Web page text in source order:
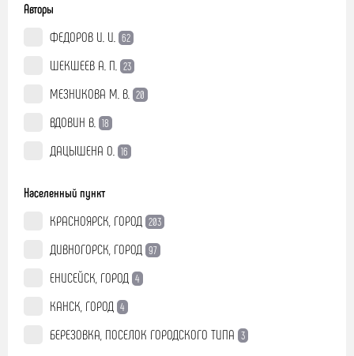
Авторы
ФЕДОРОВ И. И. 62
ШЕКШЕЕВ А. П. 23
МЕЗНИКОВА М. В. 20
ВДОВИН В. 18
ДАЦЫШЕНА О. 16
Населенный пункт
КРАСНОЯРСК, ГОРОД 203
ДИВНОГОРСК, ГОРОД 97
ЕНИСЕЙСК, ГОРОД 4
КАНСК, ГОРОД 4
БЕРЕЗОВКА, ПОСЕЛОК ГОРОДСКОГО ТИПА 3